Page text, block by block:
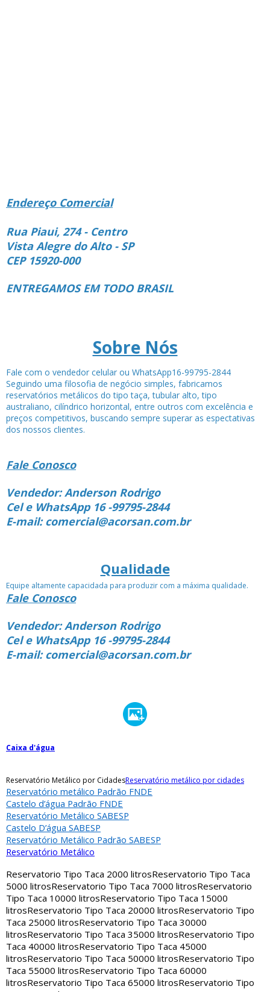
Endereço Comercial
Rua Piaui, 274 - Centro
Vista Alegre do Alto - SP
CEP 15920-000
ENTREGAMOS EM TODO BRASIL
Sobre Nós
Fale com o vendedor celular ou WhatsApp16-99795-2844
Seguindo uma filosofia de negócio simples, fabricamos
reservatórios metálicos do tipo taça, tubular alto, tipo
australiano, cilíndrico horizontal, entre outros com excelência e
preços competitivos, buscando sempre superar as espectativas
dos nossos clientes.
Fale Conosco
Vendedor: Anderson Rodrigo
Cel e WhatsApp 16 -99795-2844
E-mail: comercial@acorsan.com.br
Qualidade
Equipe altamente capacidada para produzir com a máxima qualidade.
Fale Conosco
Vendedor: Anderson Rodrigo
Cel e WhatsApp 16 -99795-2844
E-mail: comercial@acorsan.com.br
Caixa d'água
Reservatório Metálico por CidadesReservatório metálico por cidades
Reservatório metálico Padrão FNDE
Castelo d’água Padrão FNDE
Reservatório Metálico SABESP
Castelo D’água SABESP
Reservatório Metálico Padrão SABESP
Reservatório Metálico
Reservatorio Tipo Taca 2000 litrosReservatorio Tipo Taca
5000 litrosReservatorio Tipo Taca 7000 litrosReservatorio
Tipo Taca 10000 litrosReservatorio Tipo Taca 15000
litrosReservatorio Tipo Taca 20000 litrosReservatorio Tipo
Taca 25000 litrosReservatorio Tipo Taca 30000
litrosReservatorio Tipo Taca 35000 litrosReservatorio Tipo
Taca 40000 litrosReservatorio Tipo Taca 45000
litrosReservatorio Tipo Taca 50000 litrosReservatorio Tipo
Taca 55000 litrosReservatorio Tipo Taca 60000
litrosReservatorio Tipo Taca 65000 litrosReservatorio Tipo